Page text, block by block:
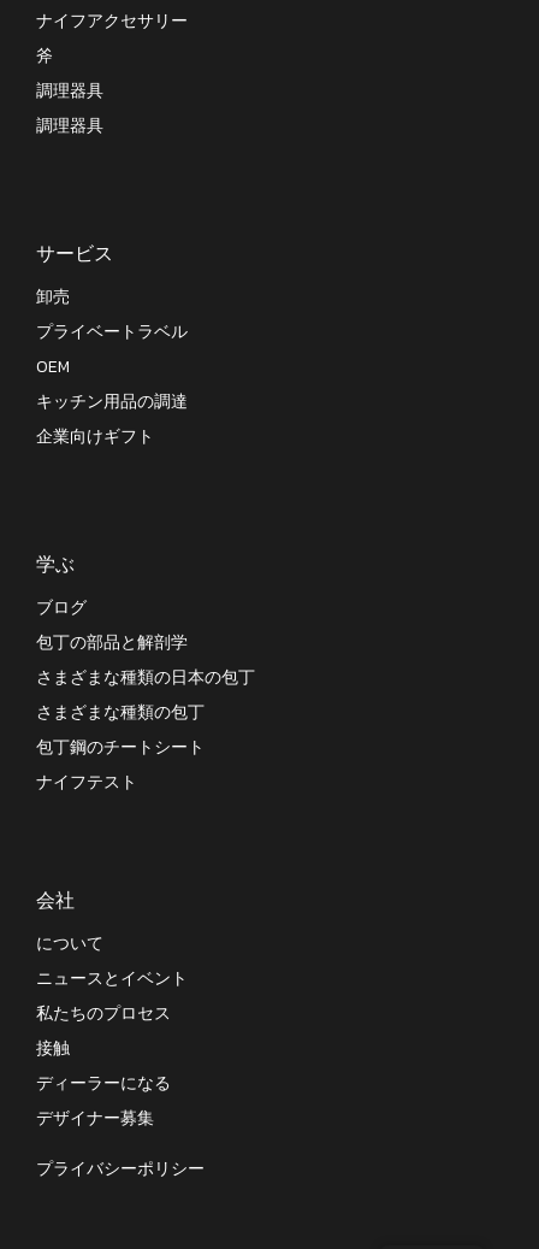
ナイフアクセサリー
斧
調理器具
調理器具
サービス
卸売
プライベートラベル
OEM
キッチン用品の調達
企業向けギフト
学ぶ
ブログ
包丁の部品と解剖学
さまざまな種類の日本の包丁
さまざまな種類の包丁
包丁鋼のチートシート
ナイフテスト
会社
について
ニュースとイベント
私たちのプロセス
接触
ディーラーになる
デザイナー募集
プライバシーポリシー